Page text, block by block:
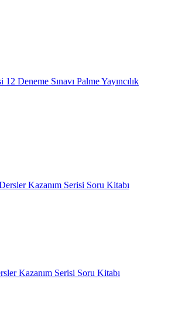
Deneme Sınavı Palme Yayıncılık
Kazanım Serisi Soru Kitabı